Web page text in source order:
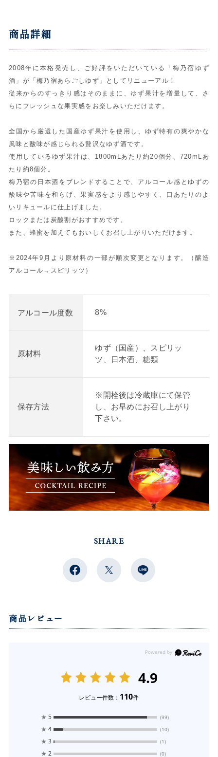
商品詳細
2008年に本格発売し、ご好評をいただいている「梅乃宿ゆず
酒」が「梅乃宿あらごしゆず」としてリニューアル！
従来からのすっきり感はそのままに、ゆず果汁を増量して、さ
らにフレッシュな果実感をお楽しみいただけます。
全国から厳選した国産ゆず果汁を使用し、ゆず特有の爽やかな
風味と酸味が感じられる贅沢なゆず酒です。
使用しているゆず果汁は、1800mLあたり約20個分、720mLあ
たり約8個分。
梅乃宿の日本酒をブレンドすることで、アルコール感とゆずの
酸味や苦味を和らげ、果実感をより感じやすく、口あたりのよ
いリキュールに仕上げました。
ロックまたは炭酸割がおすすめです。
また、蜂蜜を加えてもおいしくお召し上がりいただけます。
※2024年9月より原材料の一部が順次変更となります。（醸造
アルコール→スピリッツ）
アルコール度数 8%
原材料
ゆず（国産）、スピリッ
ツ、日本酒、糖類
保存方法
※開栓後は冷蔵庫にて保管
し、お早めにお召し上がり
下さい。
SHARE
商品レビュー
4.9
レビュー件数： 110件
★ 5 (99)
★ 4 (10)
★ 3 (1)
★ 2 (0)